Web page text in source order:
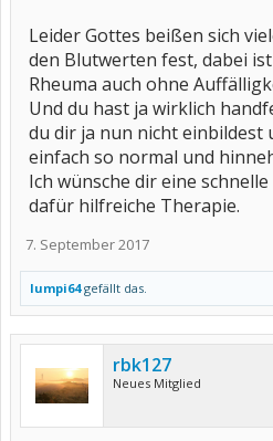
Leider Gottes beißen sich
den Blutwerten fest, dabei
Rheuma auch ohne
Und du hast ja wirklich
du dir ja nun nicht einbildest
einfach so normal und
Ich wünsche dir eine
dafür hilfreiche Therapie.
7. September 2017
lumpi64gefällt das.
rbk127
Neues Mitglied